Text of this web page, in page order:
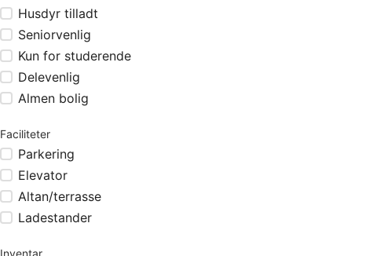
Husdyr tilladt
Seniorvenlig
Kun for studerende
Delevenlig
Almen bolig
Faciliteter
Parkering
Elevator
Altan/terrasse
Ladestander